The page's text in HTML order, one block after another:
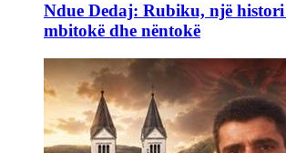
Ndue Dedaj: Rubiku, një histori
mbitokë dhe nëntokë